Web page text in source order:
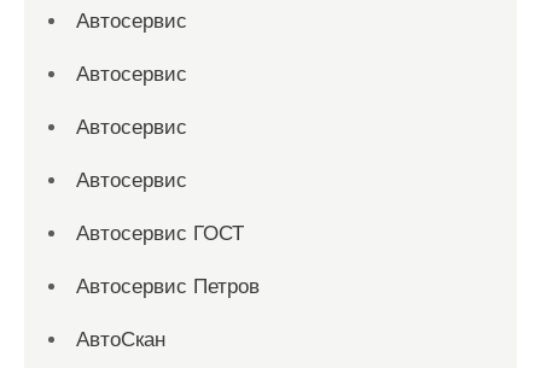
Автосервис
Автосервис
Автосервис
Автосервис
Автосервис ГОСТ
Автосервис Петров
АвтоСкан